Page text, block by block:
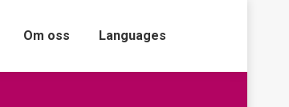
Om oss Languages